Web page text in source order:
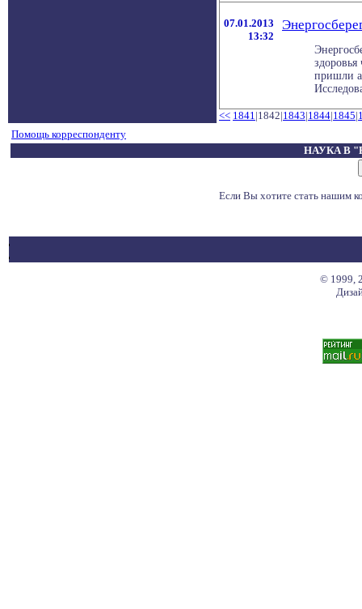
07.01.2013
13:32
пришли
<< 1841|1842|1843|1844|1845|
Помощь корреспонденту
НАУКА В
Если Вы хотите стать нашим
© 1999,